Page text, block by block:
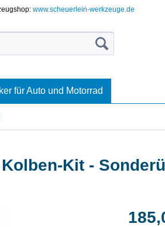
www.scheuerlein-werkzeuge.de
für Auto und Motorrad
Kit -